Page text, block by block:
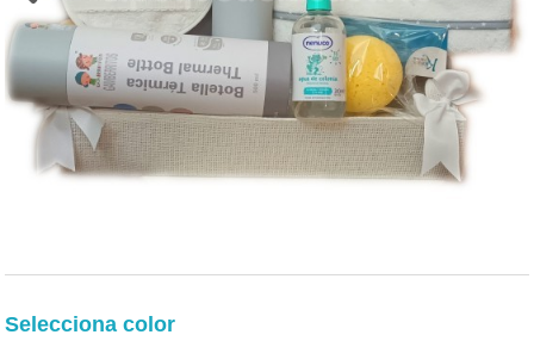
Previous
Selecciona color